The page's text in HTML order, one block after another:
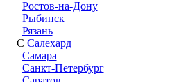
Ростов-на-Дону
Рыбинск
Рязань
С Салехард
Самара
Санкт-Петербург